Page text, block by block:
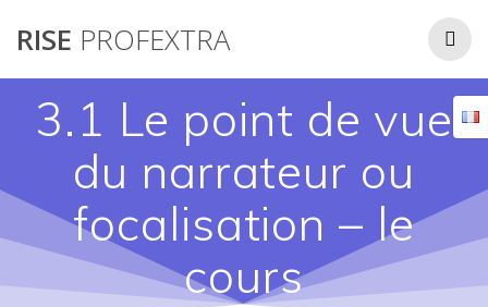
RISE PROFEXTRA
3.1 Le point de vue
du narrateur ou
focalisation – le
cours